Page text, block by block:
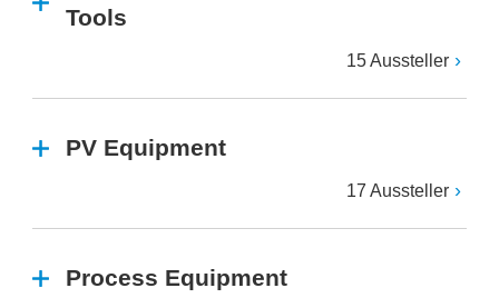
Tools
15 Aussteller
PV Equipment
17 Aussteller
Process Equipment